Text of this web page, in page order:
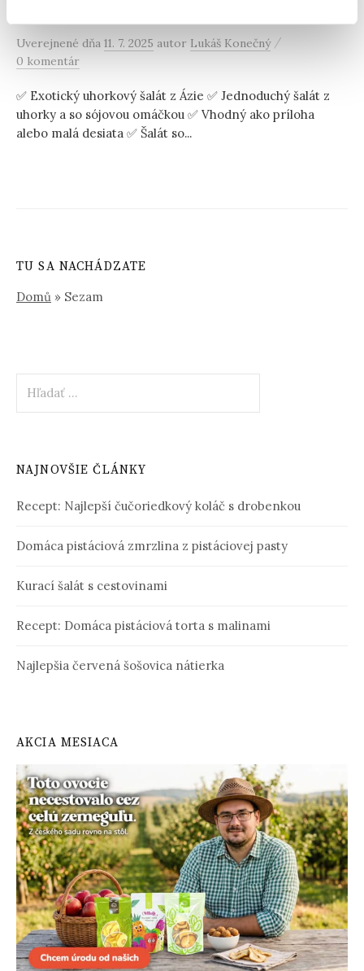
Uverejnené dňa 11. 7. 2025 autor Lukáš Konečný /
0 komentár
✅ Exotický uhorkový šalát z Ázie ✅ Jednoduchý šalát z
uhorky a so sójovou omáčkou ✅ Vhodný ako príloha
alebo malá desiata ✅ Šalát so...
TU SA NACHÁDZATE
Domů » Sezam
NAJNOVŠIE ČLÁNKY
Recept: Najlepší čučoriedkový koláč s drobenkou
Domáca pistáciová zmrzlina z pistáciovej pasty
Kurací šalát s cestovinami
Recept: Domáca pistáciová torta s malinami
Najlepšia červená šošovica nátierka
AKCIA MESIACA